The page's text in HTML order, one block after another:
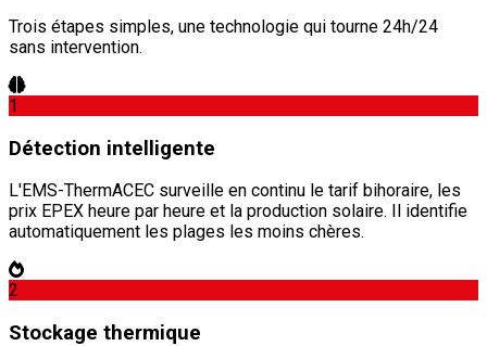
Trois étapes simples, une technologie qui tourne 24h/24
sans intervention.
1
Détection intelligente
L'EMS-ThermACEC surveille en continu le tarif bihoraire, les
prix EPEX heure par heure et la production solaire. Il identifie
automatiquement les plages les moins chères.
2
Stockage thermique